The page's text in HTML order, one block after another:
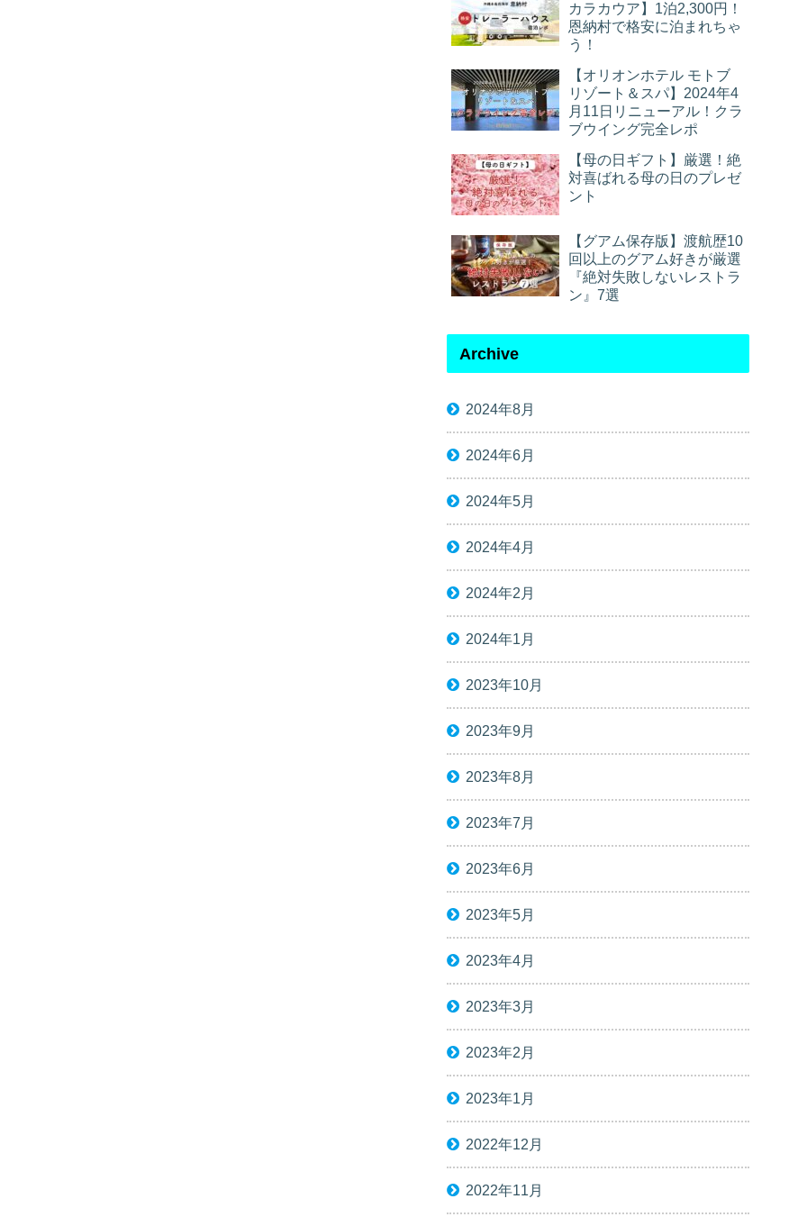
カラカウア】1泊2,300円！
恩納村で格安に泊まれちゃ
う！
【オリオンホテル モトブ
リゾート＆スパ】2024年4
月11日リニューアル！クラ
ブウイング完全レポ
【母の日ギフト】厳選！絶
対喜ばれる母の日のプレゼ
ント
【グアム保存版】渡航歴10
回以上のグアム好きが厳選
『絶対失敗しないレストラ
ン』7選
Archive
2024年8月
2024年6月
2024年5月
2024年4月
2024年2月
2024年1月
2023年10月
2023年9月
2023年8月
2023年7月
2023年6月
2023年5月
2023年4月
2023年3月
2023年2月
2023年1月
2022年12月
2022年11月